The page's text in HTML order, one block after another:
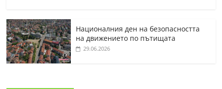
Националния ден на безопасността
на движението по пътищата
29.06.2026